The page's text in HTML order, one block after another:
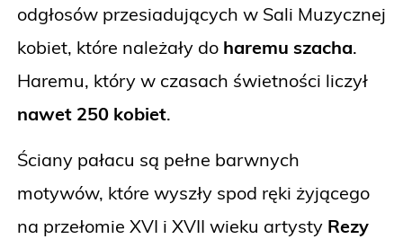
odgłosów przesiadujących w Sali Muzycznej
kobiet, które należały do haremu szacha.
Haremu, który w czasach świetności liczył
nawet 250 kobiet.
Ściany pałacu są pełne barwnych
motywów, które wyszły spod ręki żyjącego
na przełomie XVI i XVII wieku artysty Rezy